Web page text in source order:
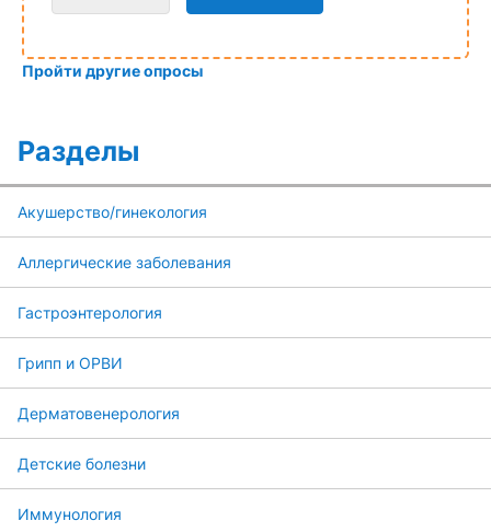
Разделы
Акушерство/гинекология
Аллергические заболевания
Гастроэнтерология
Грипп и ОРВИ
Дерматовенерология
Детские болезни
Иммунология
Пройти другие опросы